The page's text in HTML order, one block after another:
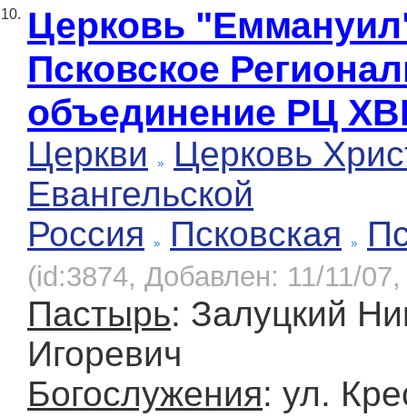
10. Церковь
Псковское
объединение РЦ
Церкви
Церковь
Евангельской
Россия
Псковская
(id:3874, Добавлен: 11/11/
Пастырь: Залуцкий
Игоревич
Богослужения: ул.